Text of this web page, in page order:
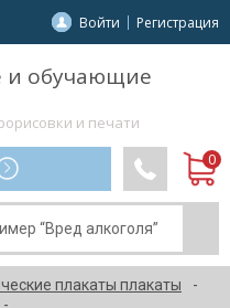
Войти Регистрация
и обучающие
и печати
плакаты плакаты